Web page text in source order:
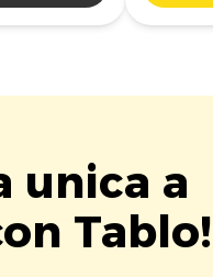
unica a
Tablo!